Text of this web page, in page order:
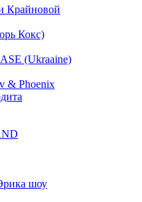
Крайновой
Кокс)
(Ukraaine)
& Phoenix
шоу